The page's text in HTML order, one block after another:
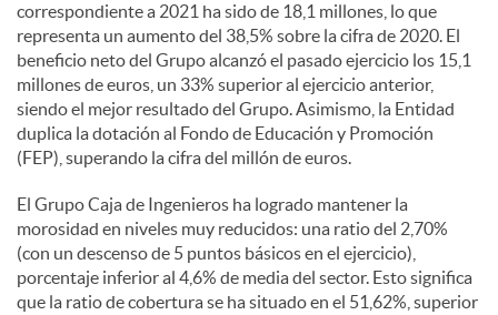
correspondiente a 2021 ha sido de 18,1 millones, lo que
representa un aumento del 38,5% sobre la cifra de 2020. El
beneficio neto del Grupo alcanzó el pasado ejercicio los 15,1
millones de euros, un 33% superior al ejercicio anterior,
siendo el mejor resultado del Grupo. Asimismo, la Entidad
duplica la dotación al Fondo de Educación y Promoción
(FEP), superando la cifra del millón de euros.
El Grupo Caja de Ingenieros ha logrado mantener la
morosidad en niveles muy reducidos: una ratio del 2,70%
(con un descenso de 5 puntos básicos en el ejercicio),
porcentaje inferior al 4,6% de media del sector. Esto significa
que la ratio de cobertura se ha situado en el 51,62%, superior